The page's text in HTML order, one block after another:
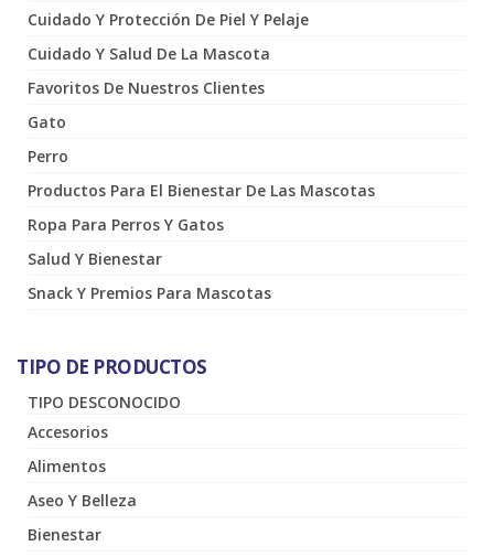
Cuidado Y Protección De Piel Y Pelaje
Cuidado Y Salud De La Mascota
Favoritos De Nuestros Clientes
Gato
Perro
Productos Para El Bienestar De Las Mascotas
Ropa Para Perros Y Gatos
Salud Y Bienestar
Snack Y Premios Para Mascotas
TIPO DE PRODUCTOS
TIPO DESCONOCIDO
Accesorios
Alimentos
Aseo Y Belleza
Bienestar